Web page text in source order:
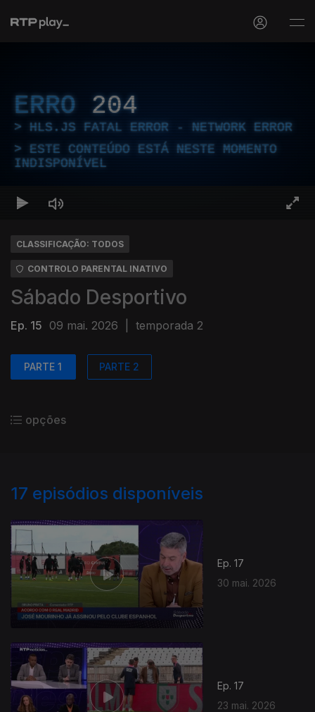
ERRO 204
HLS.JS FATAL ERROR - NETWORK ERROR
ESTE CONTEÚDO ESTÁ NESTE MOMENTO
INDISPONÍVEL
CLASSIFICAÇÃO: TODOS
CONTROLO PARENTAL INATIVO
Sábado Desportivo
Ep. 15 09 mai. 2026 temporada 2
PARTE 1 PARTE 2
opções
17 episódios disponíveis
Ep. 17
30 mai. 2026
Ep. 17
23 mai. 2026